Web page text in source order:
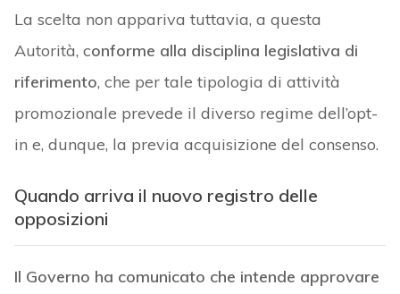
La scelta non appariva tuttavia, a questa
Autorità, conforme alla disciplina legislativa di
riferimento, che per tale tipologia di attività
promozionale prevede il diverso regime dell’opt-
in e, dunque, la previa acquisizione del consenso.
Quando arriva il nuovo registro delle
opposizioni
Il Governo ha comunicato che intende approvare